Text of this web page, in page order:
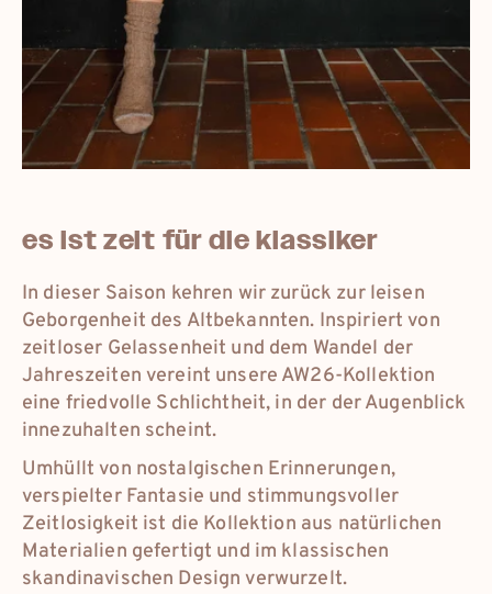
deutschland
france eur
es ist zeit für die klassiker
In dieser Saison kehren wir zurück zur leisen
Geborgenheit des Altbekannten. Inspiriert von
zeitloser Gelassenheit und dem Wandel der
Jahreszeiten vereint unsere AW26-Kollektion
eine friedvolle Schlichtheit, in der der Augenblick
innezuhalten scheint.
Umhüllt von nostalgischen Erinnerungen,
verspielter Fantasie und stimmungsvoller
Zeitlosigkeit ist die Kollektion aus natürlichen
Materialien gefertigt und im klassischen
skandinavischen Design verwurzelt.